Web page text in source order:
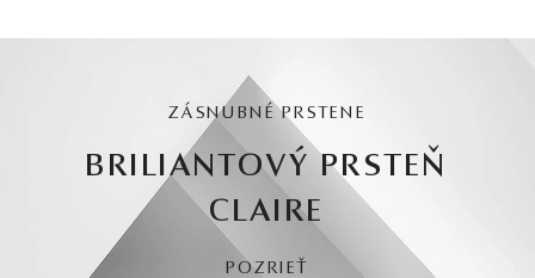
ZÁSNUBNÉ PRSTENE
BRILIANTOVÝ PRSTEŇ
CLAIRE
POZRIEŤ